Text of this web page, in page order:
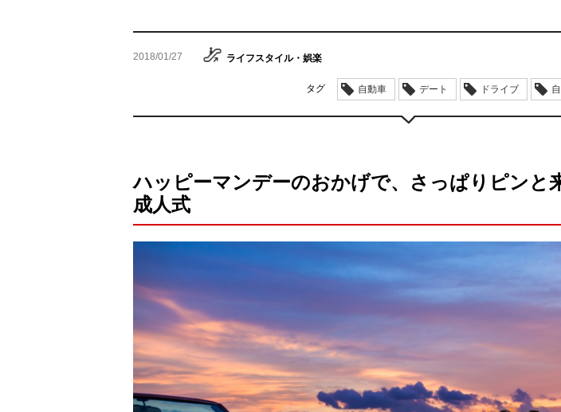
2018/01/27 ライフスタイル・娯楽
タグ 自動車 デート ドライブ
ハッピーマンデーのおかげで、さっぱりピンと
成人式